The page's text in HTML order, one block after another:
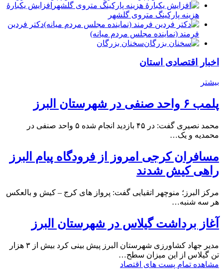
افزایش یکبارۀ
هزینه پارکینگ متروی گلشهر
دكتر فردين
فرمند (نماينده مجلس مردم میانه)
سخنان بزرگان
اخبار اقتصادی استان
بیشتر
پلمب ۶ واحد صنفی در شهرستان البرز
محمد نصیری گفت: در ۴۵ بازدید انجام شده ۵ واحد صنفی در
محمدیه و یک…
مسافران کرجی امروز از فرودگاه پیام البرز
راهی کیش شدند
مرکز البرز؛ منوچهر اتقیایی گفت: پرواز های کرج – کیش و بالعکس
هر سه شنبه…
آغاز برداشت گیلاس در شهرستان البرز
مدیر جهاد کشاورزی شهرستان البرز پیش بینی کرد بیش از ۳ هزار
تن گیلاس از این میزان سطح…
مشاهده تمام پست های اقتصاد